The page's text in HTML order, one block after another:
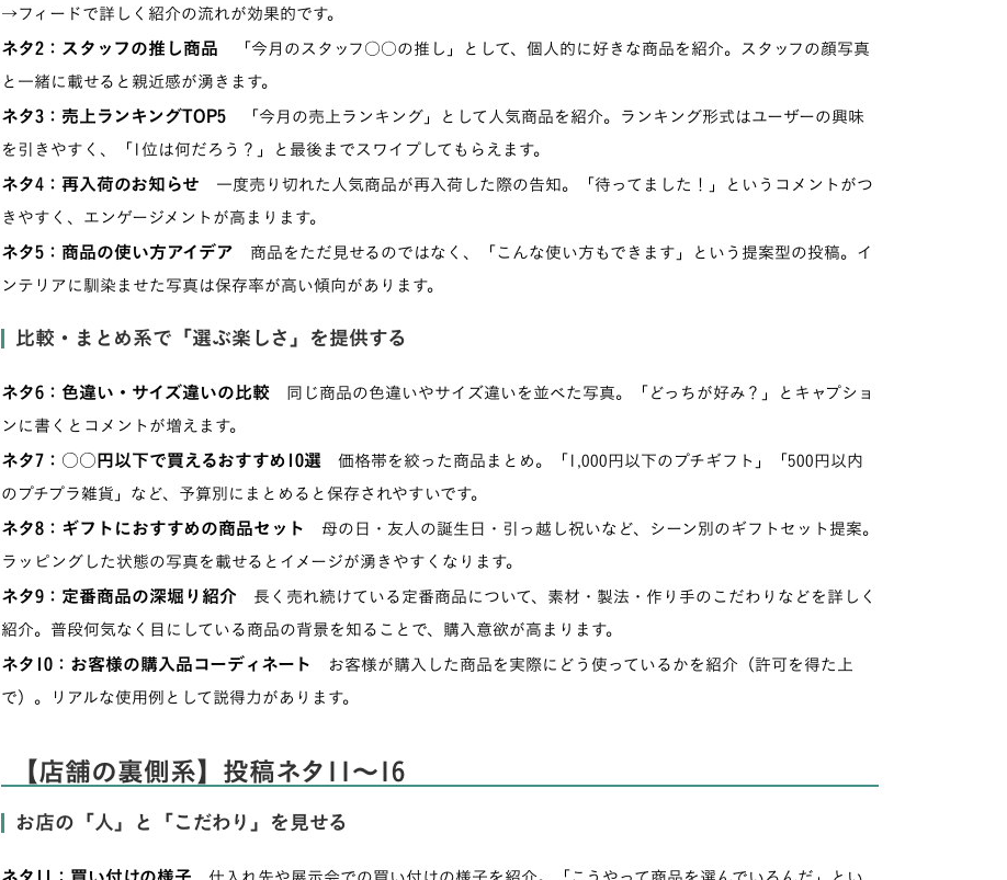
→フィードで詳しく紹介の流れが効果的です。
ネタ2：スタッフの推し商品 「今月のスタッフ○○の推し」として、個人的に好きな商品を紹介。スタッフの顔写真
と一緒に載せると親近感が湧きます。
ネタ3：売上ランキングTOP5 「今月の売上ランキング」として人気商品を紹介。ランキング形式はユーザーの興味
を引きやすく、「1位は何だろう？」と最後までスワイプしてもらえます。
ネタ4：再入荷のお知らせ 一度売り切れた人気商品が再入荷した際の告知。「待ってました！」というコメントがつ
きやすく、エンゲージメントが高まります。
ネタ5：商品の使い方アイデア 商品をただ見せるのではなく、「こんな使い方もできます」という提案型の投稿。イ
ンテリアに馴染ませた写真は保存率が高い傾向があります。
比較・まとめ系で「選ぶ楽しさ」を提供する
ネタ6：色違い・サイズ違いの比較 同じ商品の色違いやサイズ違いを並べた写真。「どっちが好み？」とキャプショ
ンに書くとコメントが増えます。
ネタ7：○○円以下で買えるおすすめ10選 価格帯を絞った商品まとめ。「1,000円以下のプチギフト」「500円以内
のプチプラ雑貨」など、予算別にまとめると保存されやすいです。
ネタ8：ギフトにおすすめの商品セット 母の日・友人の誕生日・引っ越し祝いなど、シーン別のギフトセット提案。
ラッピングした状態の写真を載せるとイメージが湧きやすくなります。
ネタ9：定番商品の深堀り紹介 長く売れ続けている定番商品について、素材・製法・作り手のこだわりなどを詳しく
紹介。普段何気なく目にしている商品の背景を知ることで、購入意欲が高まります。
ネタ10：お客様の購入品コーディネート お客様が購入した商品を実際にどう使っているかを紹介（許可を得た上
で）。リアルな使用例として説得力があります。
【店舗の裏側系】投稿ネタ11〜16
お店の「人」と「こだわり」を見せる